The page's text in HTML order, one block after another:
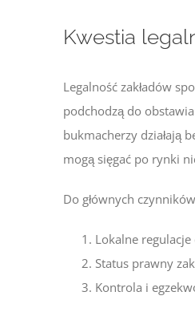
Kwestia
Legalność zakładów
podchodzą do
bukmacherzy działają
mogą sięgać po rynki
Do głównych
Lokalne
Status prawny
Kontrola i